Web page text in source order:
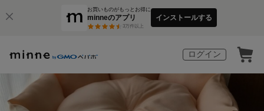
お買いものがもっとお得に
minneのアプリ
3万件以上
インストールする
ログイン